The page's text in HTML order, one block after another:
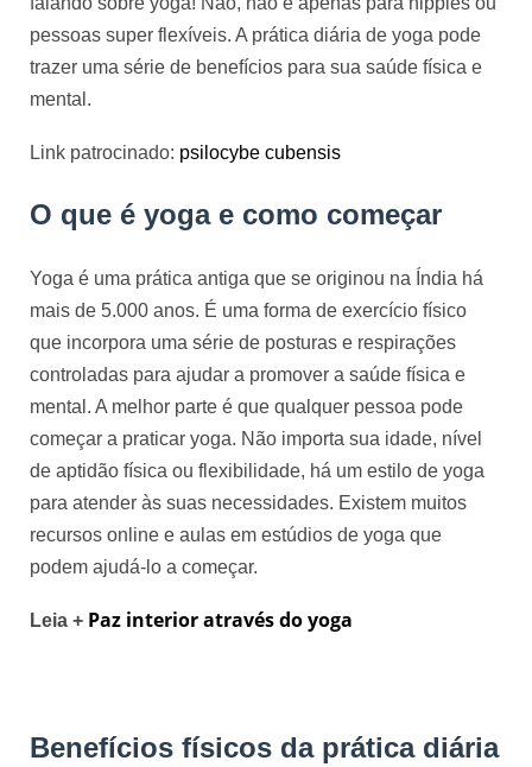
pessoas super flexíveis. A prática diária de yoga pode
trazer uma série de benefícios para sua saúde física e
mental.
Link patrocinado: psilocybe cubensis
O que é yoga e como começar
Yoga é uma prática antiga que se originou na Índia há
mais de 5.000 anos. É uma forma de exercício físico
que incorpora uma série de posturas e respirações
controladas para ajudar a promover a saúde física e
mental. A melhor parte é que qualquer pessoa pode
começar a praticar yoga. Não importa sua idade, nível
de aptidão física ou flexibilidade, há um estilo de yoga
para atender às suas necessidades. Existem muitos
recursos online e aulas em estúdios de yoga que
podem ajudá-lo a começar.
Leia + Paz interior através do yoga
Benefícios físicos da prática diária